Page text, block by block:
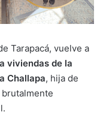
Tarapacá, vuelve a
viviendas de la
Challapa, hija de